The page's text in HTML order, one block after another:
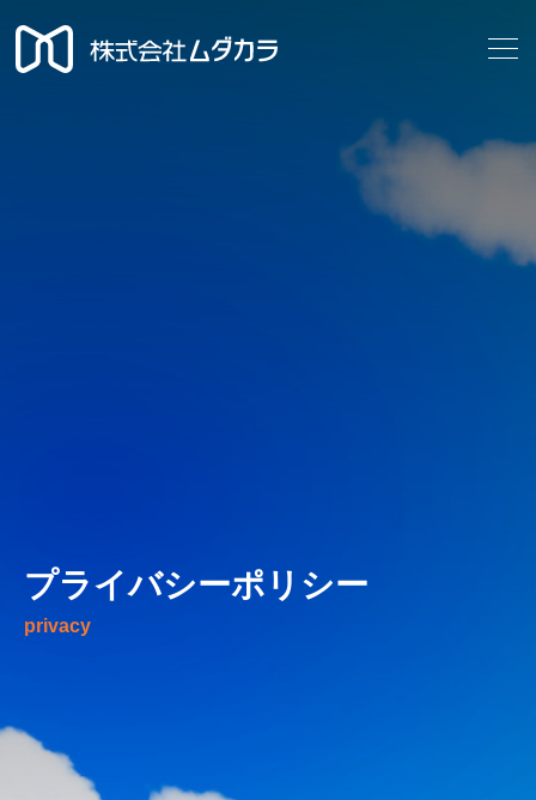
プライバシーポリシー
privacy